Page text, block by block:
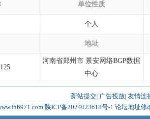
单位性质
个人
地址
河南省郑州市 景安网络BGP数据
中心
新站提交| 广告投放| 友情连
陕ICP备2024023618号-1 论坛地址修